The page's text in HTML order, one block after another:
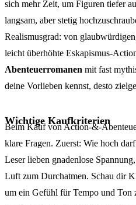
sich mehr Zeit, um Figuren tiefer
langsam, aber stetig
Realismusgrad: von
leicht überhöhte Eskapismus-
Abenteuerromanen mit fast
deine Vorlieben kennst, desto
Wichtige Kaufkriterien
Beim Kauf von Action-&-
klare Fragen. Zuerst: Wie hoch
Leser lieben gnadenlose
Luft zum Durchatmen. Schau dir
um ein Gefühl für Tempo und Ton